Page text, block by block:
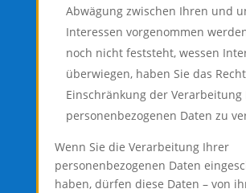
Abwägung zwischen Ihren und
Interessen vorgenommen
noch nicht feststeht, wessen
überwiegen, haben Sie das
Einschränkung der Verarbeitung
personenbezogenen Daten zu
Wenn Sie die Verarbeitung Ihrer
personenbezogenen Daten
haben, dürfen diese Daten – von